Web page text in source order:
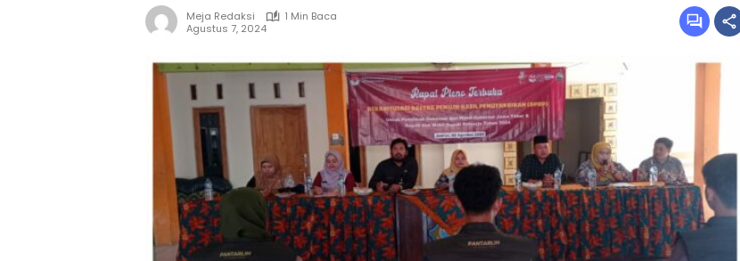
Meja Redaksi
1 Min Baca
Agustus 7, 2024